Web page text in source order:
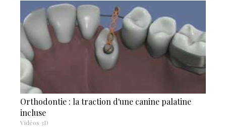
Orthodontie : la traction d'une canine palatine
incluse
Vidéos 3D